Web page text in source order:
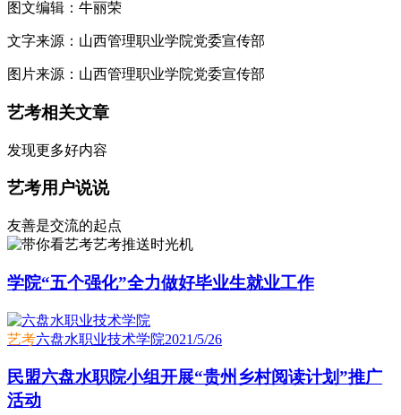
图文编辑：牛丽荣
文字来源：山西管理职业学院党委宣传部
图片来源：山西管理职业学院党委宣传部
艺考相关文章
发现更多好内容
艺考用户说说
友善是交流的起点
艺考推送时光机
学院“五个强化”全力做好毕业生就业工作
艺考六盘水职业技术学院2021/5/26
民盟六盘水职院小组开展“贵州乡村阅读计划”推广
活动